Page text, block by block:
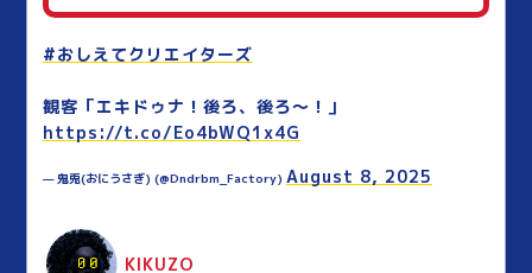
#おしえてクリエイターズ
観客「エキドゥナ！後ろ、後ろ〜！」
https://t.co/Eo4bWQ1x4G
— 鬼兎(おにうさぎ) (@Dndrbm_Factory) August 8, 2025
KIKUZO